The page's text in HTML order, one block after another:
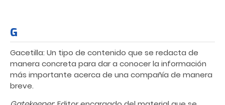
G
Gacetilla: Un tipo de contenido que se redacta de
manera concreta para dar a conocer la información
más importante acerca de una compañía de manera
breve.